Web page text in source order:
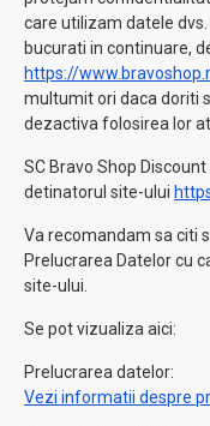
care utilizam datele
bucurati in continuare,
https://
multumit ori daca doriti
dezactiva folosirea lor
SC Bravo Shop
detinatorul site-ului
Va recomandam sa citi
Prelucrarea Datelor cu
site-ului.
Se pot vizualiza aici:
Prelucrarea datelor:
Vezi informatii despre